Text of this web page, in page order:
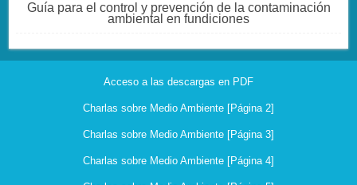
Guía para el control y prevención de la contaminación
ambiental en fundiciones
Acceso a las descargas en PDF
Charlas sobre Medio Ambiente [Página 2]
Charlas sobre Medio Ambiente [Página 3]
Charlas sobre Medio Ambiente [Página 4]